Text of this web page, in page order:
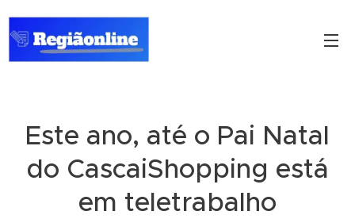
Este ano, até o Pai Natal
do CascaiShopping está
em teletrabalho